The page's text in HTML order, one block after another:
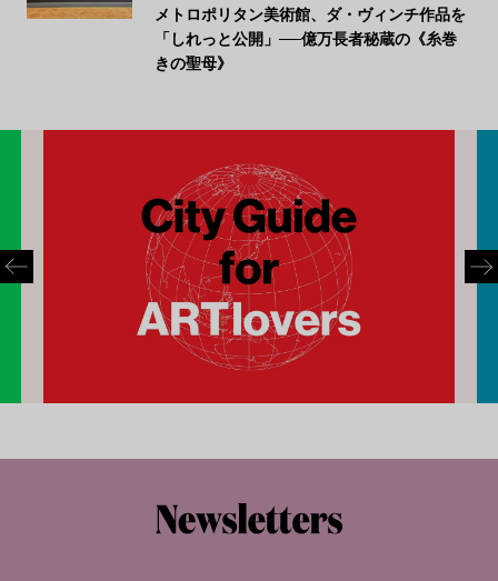
メトロポリタン美術館、ダ・ヴィンチ作品を
「しれっと公開」──億万長者秘蔵の《糸巻
きの聖母》